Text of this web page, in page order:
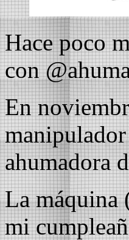
Hace poco
con
En
ahumadora
La máquina
mi